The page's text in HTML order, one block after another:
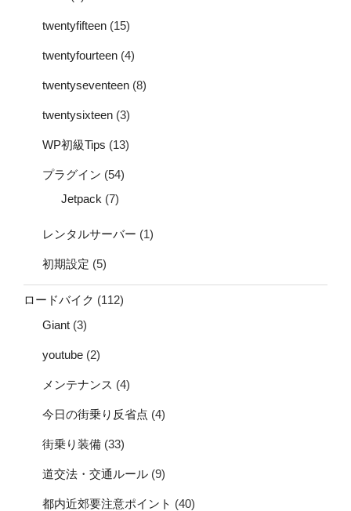
twentyfifteen (15)
twentyfourteen (4)
twentyseventeen (8)
twentysixteen (3)
WP初級Tips (13)
プラグイン (54)
Jetpack (7)
レンタルサーバー (1)
初期設定 (5)
ロードバイク (112)
Giant (3)
youtube (2)
メンテナンス (4)
今日の街乗り反省点 (4)
街乗り装備 (33)
道交法・交通ルール (9)
都内近郊要注意ポイント (40)